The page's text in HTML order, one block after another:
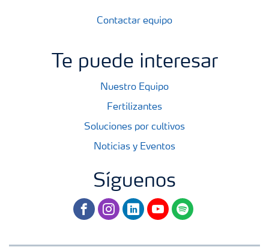
Contactar equipo
Te puede interesar
Nuestro Equipo
Fertilizantes
Soluciones por cultivos
Noticias y Eventos
Síguenos
facebookinstagram
linkedinyoutubespotify